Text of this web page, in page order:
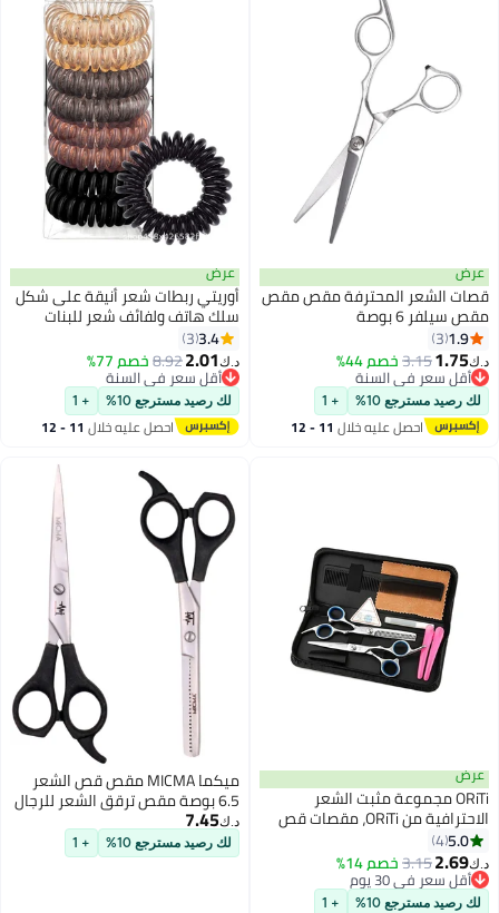
عرض
قصات الشعر المحترفة مقص مقص
مقص سيلفر 6 بوصة
1.9
3
د.ك‏1.75
3.15خصم 44%
أقل سعر في السنة
أقل سعر في السنة
لك رصيد مسترجع 10% + 1
احصل عليه خلال 11 - 12
عرض
أوريتي ربطات شعر أنيقة على شكل
سلك هاتف ولفائف شعر للبنات
3.4
3
د.ك‏2.01
8.92خصم 77%
أقل سعر في السنة
أقل سعر في السنة
لك رصيد مسترجع 10% + 1
احصل عليه خلال 11 - 12
عرض
ORiTi مجموعة مثبت الشعر
الاحترافية من ORiTi، مقصات قص
الشعر، مجموعة حلاقة الشعر،
مجموعة تخفيف الشعر
5.0
4
د.ك‏2.69
3.15خصم 14%
أقل سعر في 30 يوم
أقل سعر في 30 يوم
لك رصيد مسترجع 10% + 1
ميكما MICMA مقص قص الشعر
6.5 بوصة مقص ترقق الشعر للرجال
/ النساء يستخدم لتصفيف الشعر
08
د.ك‏7.45
لك رصيد مسترجع 10% + 1